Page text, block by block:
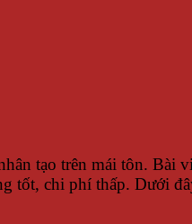
tạo trên mái tôn. Bài
tốt, chi phí thấp. Dưới